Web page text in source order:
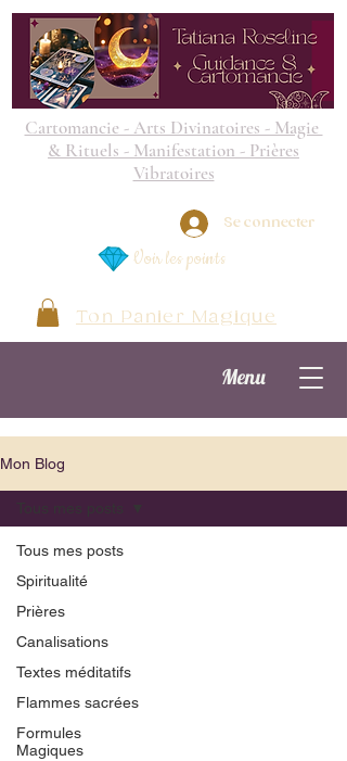
Cartomancie - Arts Divinatoires - Magie
& Rituels - Manifestation - Prières
Vibratoires
Menu
Ton Panier Magique
Se connecter
Voir les points
Mon Blog
Tous mes posts
Spiritualité
Prières
Canalisations
Textes méditatifs
Flammes sacrées
Formules
Magiques